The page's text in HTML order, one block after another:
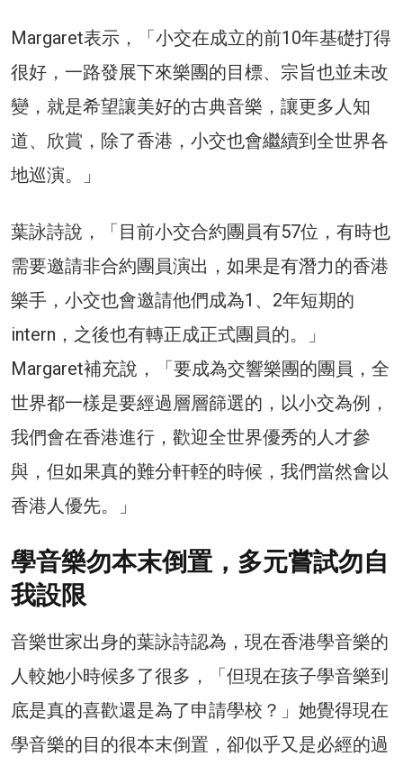
Margaret表示，「小交在成立的前10年基礎打得
很好，一路發展下來樂團的目標、宗旨也並未改
變，就是希望讓美好的古典音樂，讓更多人知
道、欣賞，除了香港，小交也會繼續到全世界各
地巡演。」
葉詠詩說，「目前小交合約團員有57位，有時也
需要邀請非合約團員演出，如果是有潛力的香港
樂手，小交也會邀請他們成為1、2年短期的
intern，之後也有轉正成正式團員的。」
Margaret補充說，「要成為交響樂團的團員，全
世界都一樣是要經過層層篩選的，以小交為例，
我們會在香港進行，歡迎全世界優秀的人才參
與，但如果真的難分軒輊的時候，我們當然會以
香港人優先。」
學音樂勿本末倒置，多元嘗試勿自
我設限
音樂世家出身的葉詠詩認為，現在香港學音樂的
人較她小時候多了很多，「但現在孩子學音樂到
底是真的喜歡還是為了申請學校？」她覺得現在
學音樂的目的很本末倒置，卻似乎又是必經的過